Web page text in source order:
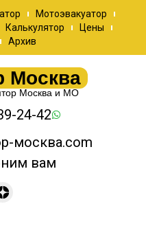
Мотоэвакуатор
Калькулятор
Цены
Архив
Москва
Москва и МО
24-42
москва.com
вам